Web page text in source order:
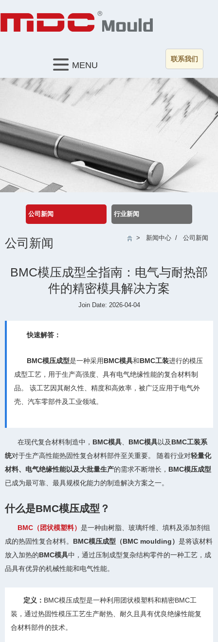
联系我们
MENU
公司新闻 行业新闻
公司新闻 > 新闻中心 / 公司新闻
BMC模压成型全指南：电气与耐热部
件的精密模具解决方案
Join Date: 2026-04-04
快速解答：
BMC模压成型是一种采用BMC模具和BMC工装进行的模压
成型工艺，用于生产高强度、具有电气绝缘性能的复合材料制
品。 该工艺因其耐久性、精度和高效率，被广泛应用于电气外
壳、汽车零部件及工业领域。
在现代复合材料制造中， BMC模具 BMC模具以及BMC工装系
统对于生产高性能热固性复合材料部件至关重要。 随着行业对轻量化
材料、电气绝缘性能以及大批量生产的需求不断增长， BMC模压成型
已成为最可靠、最具规模化能力的制造解决方案之一。
什么是BMC模压成型？
BMC（团状模塑料） 是一种由树脂、玻璃纤维、填料及添加剂组
成的热固性复合材料。 BMC模压成型（BMC moulding） 是将该材料
放入加热的BMC模具中，通过压制成型复杂结构零件的一种工艺，成
品具有优异的机械性能和电气性能。
定义： BMC模压成型是一种利用团状模塑料和精密BMC工
装，通过热固性模压工艺生产耐热、耐久且具有优良绝缘性能复
合材料部件的技术。